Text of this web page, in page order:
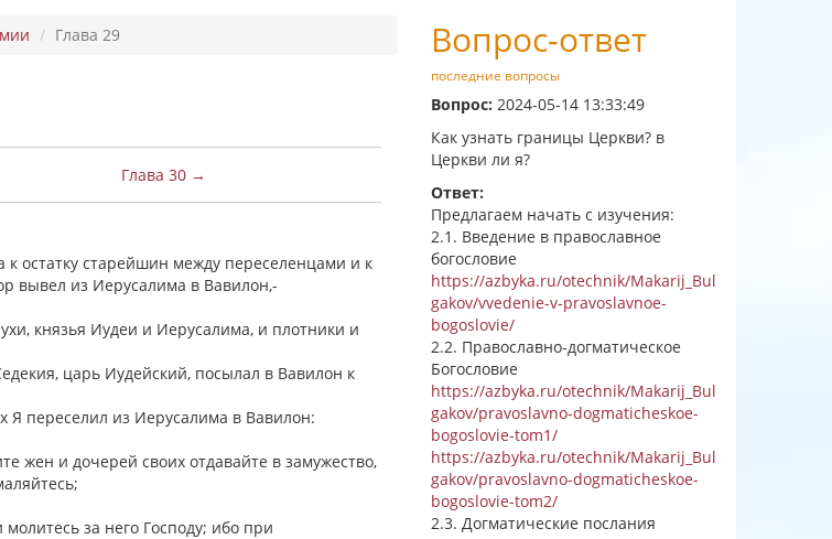
Глава 29
Глава 30 →
остатку старейшин между переселенцами и к
вывел из Иерусалима в Вавилон,-
князья Иудеи и Иерусалима, и плотники и
царь Иудейский, посылал в Вавилон к
Я переселил из Иерусалима в Вавилон:
жен и дочерей своих отдавайте в замужество,
за него Господу; ибо при
Вопрос-ответ
последние вопросы
Вопрос: 2024-05-14 13:33:49
Как узнать границы Церкви? в
Церкви ли я?
Ответ:
Предлагаем начать с изучения:
2.1. Введение в православное
богословие
https://azbyka.ru/otechnik/Makarij_Bul
gakov/vvedenie-v-pravoslavnoe-
bogoslovie/
2.2. Православно-догматическое
Богословие
https://azbyka.ru/otechnik/Makarij_Bul
gakov/pravoslavno-dogmaticheskoe-
bogoslovie-tom1/
https://azbyka.ru/otechnik/Makarij_Bul
gakov/pravoslavno-dogmaticheskoe-
bogoslovie-tom2/
2.3. Догматические послания